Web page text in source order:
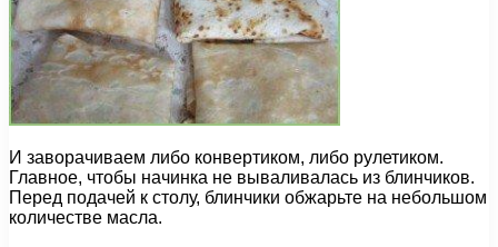
И заворачиваем либо конвертиком, либо рулетиком.
Главное, чтобы начинка не вываливалась из блинчиков.
Перед подачей к столу, блинчики обжарьте на небольшом
количестве масла.